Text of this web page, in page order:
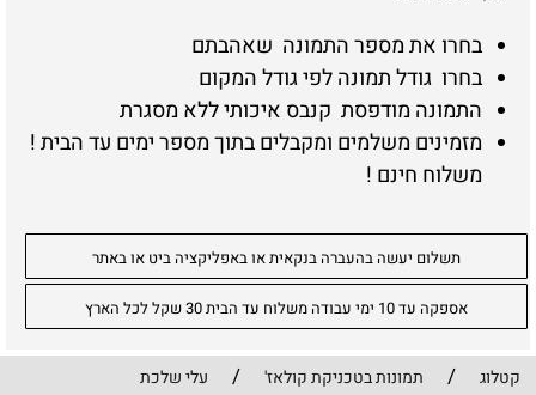
בחרו את מספר התמונה שאהבתם
בחרו גודל תמונה לפי גודל המקום
התמונה מודפסת קנבס איכותי ללא מסגרת
מזמינים משלמים ומקבלים בתוך מספר ימים עד הבית !
משלוח חינם !
תשלום יעשה בהעברה בנקאית או באפליקציה ביט או באתר
אספקה עד 10 ימי עבודה משלוח עד הבית 30 שקל לכל הארץ
קטלוג / תמונות בטכניקת קולאז' / עלי שלכת